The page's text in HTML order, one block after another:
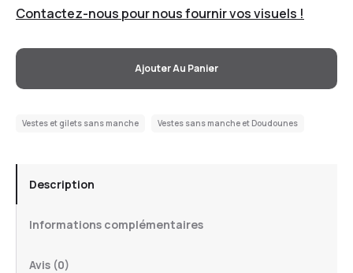
Contactez-nous pour nous fournir vos visuels !
Ajouter Au Panier
Vestes et gilets sans manche Vestes sans manche et Doudounes
Description
Informations complémentaires
Avis (0)